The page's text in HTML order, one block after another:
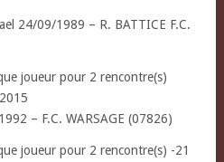
24/09/1989 – R. BATTICE F.C.
joueur pour 2 rencontre(s)
– F.C. WARSAGE (07826)
joueur pour 2 rencontre(s) -21